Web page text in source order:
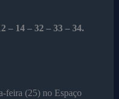
– 14 – 32 – 33 – 34.
feira (25) no Espaço